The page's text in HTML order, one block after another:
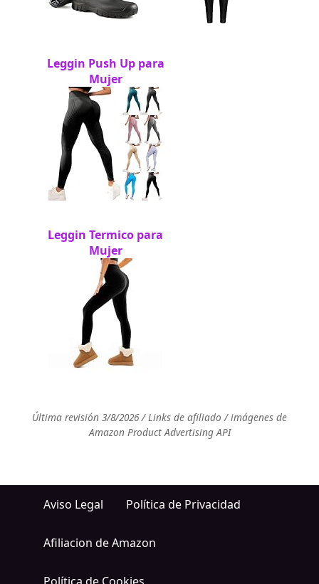
Leggin Push Up para
Mujer
Leggin Termico para
Mujer
Última revisión 3/8/2026 / Links de afiliado / imágenes de
Amazon Product Advertising API
Aviso Legal Política de Privacidad
Afiliacion de Amazon